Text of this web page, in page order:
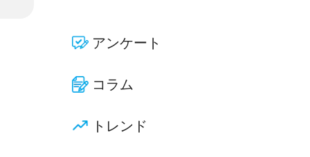
アンケート
コラム
トレンド